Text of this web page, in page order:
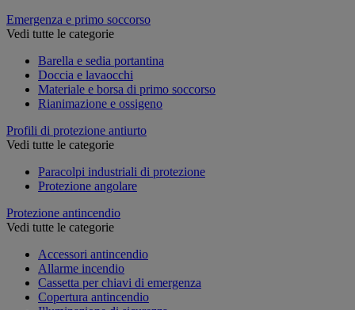
Emergenza e primo soccorso
Vedi tutte le categorie
Barella e sedia portantina
Doccia e lavaocchi
Materiale e borsa di primo soccorso
Rianimazione e ossigeno
Profili di protezione antiurto
Vedi tutte le categorie
Paracolpi industriali di protezione
Protezione angolare
Protezione antincendio
Vedi tutte le categorie
Accessori antincendio
Allarme incendio
Cassetta per chiavi di emergenza
Copertura antincendio